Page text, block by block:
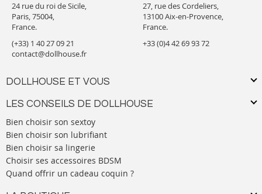
24 rue du roi de Sicile,
Paris, 75004,
France.
(+33) 1 40 27 09 21
contact@dollhouse.fr
DOLLHOUSE ET VOUS
LES CONSEILS DE DOLLHOUSE
Bien choisir son sextoy
Bien choisir son lubrifiant
Bien choisir sa lingerie
Choisir ses accessoires BDSM
Quand offrir un cadeau coquin ?
27, rue des Cordeliers,
13100 Aix-en-Provence,
France.
+33 (0)4 42 69 93 72